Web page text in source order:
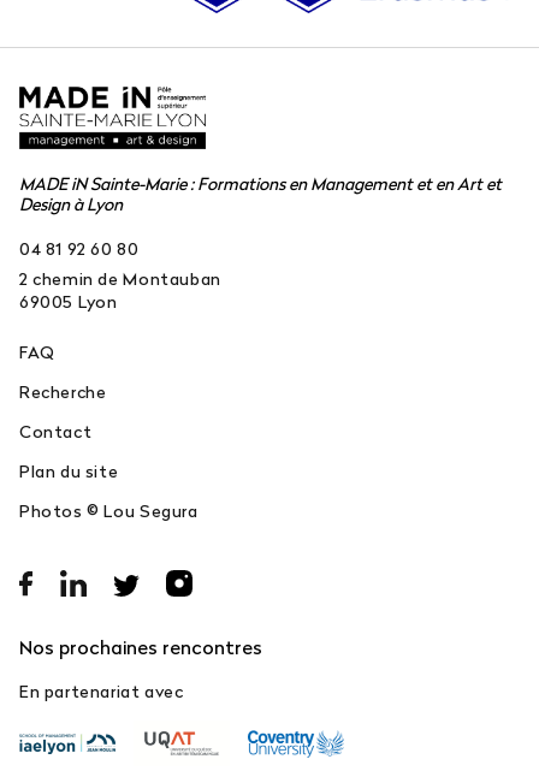
MADE iN Sainte-Marie : Formations en Management et en Art et
Design à Lyon
04 81 92 60 80
2 chemin de Montauban
69005 Lyon
FAQ
Recherche
Contact
Plan du site
Photos © Lou Segura
Nos prochaines rencontres
En partenariat avec